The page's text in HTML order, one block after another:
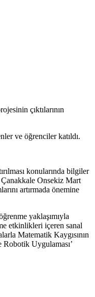
çıktılarının
ve öğrenciler katıldı.
konularında bilgiler
Onsekiz Mart
artırmada önemine
yaklaşımıyla
etkinlikleri içeren sanal
Matematik Kaygısının
Uygulaması’